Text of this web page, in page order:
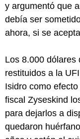
y argumentó que
debía ser
ahora, si se
Los 8.000 dólares
restituidos a la
Isidro como
fiscal Zyseskind
para dejarlos a
quedaron